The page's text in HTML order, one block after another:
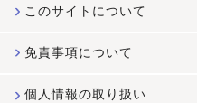
このサイトについて
免責事項について
個人情報の取り扱い